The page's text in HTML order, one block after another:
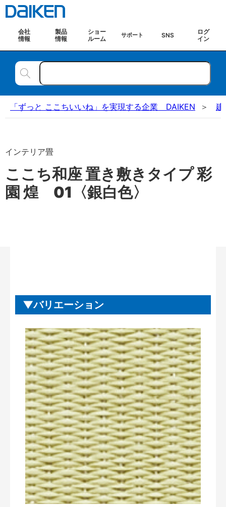
会社
情報
製品
情報
ショー
ルーム
サポート SNS
ログ
イン
「ずっと ここちいいね」を実現する企業 DAIKEN 建
インテリア畳
ここち和座 置き敷きタイプ 彩
園 煌 01〈銀白色〉
バリエーション